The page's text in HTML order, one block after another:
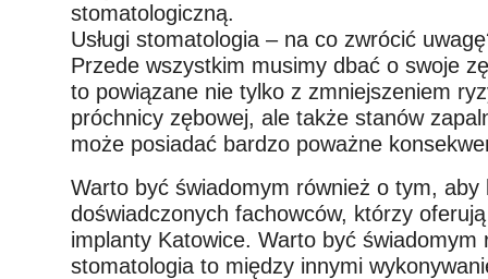
stomatologiczną.
Usługi stomatologia – na co zwrócić
Przede wszystkim musimy dbać o swoje
to powiązane nie tylko z zmniejszeniem
próchnicy zębowej, ale także stanów
może posiadać bardzo poważne
Warto być świadomym również o tym, aby
doświadczonych fachowców, którzy
implanty Katowice. Warto być świadomym
stomatologia to między innymi